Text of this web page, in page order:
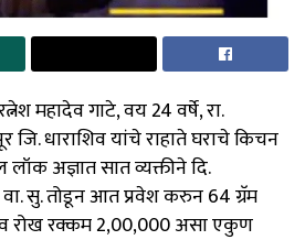
महादेव गाटे, वय 24 वर्षे, रा.
धाराशिव यांचे राहाते घराचे किचन
अज्ञात सात व्यक्तीने दि.
वा. सु. तोडून आत प्रवेश करुन 64 ग्रॅम
रोख रक्कम 2,00,000₹ असा एकुण